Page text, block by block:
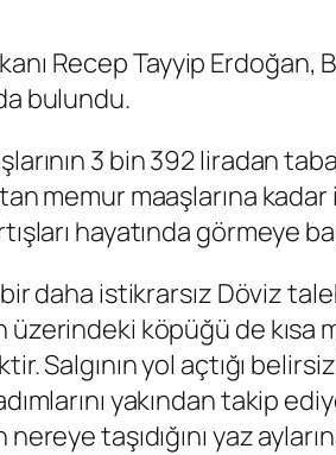
Recep Tayyip Erdoğan,
bulundu.
3 bin 392 liradan
memur maaşlarına kadar
hayatında görmeye
daha istikrarsız Döviz
köpüğü de kısa
Salgının yol açtığı
yakından takip
taşıdığını yaz